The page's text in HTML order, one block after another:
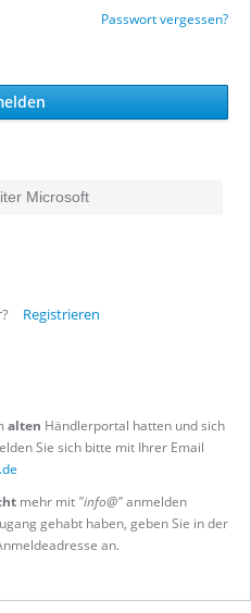
Passwort vergessen?
Microsoft
Registrieren
alten Händlerportal hatten und sich
Sie sich bitte mit Ihrer Email
mehr mit "info@"anmelden
gehabt haben, geben Sie in der
an.